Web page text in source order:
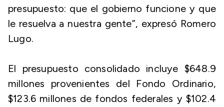
presupuesto: que el gobierno funcione y que
le resuelva a nuestra gente”, expresó Romero
Lugo.
El presupuesto consolidado incluye $648.9
millones provenientes del Fondo Ordinario,
$123.6 millones de fondos federales y $102.4